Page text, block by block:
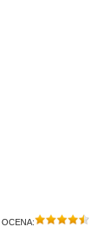
, OCENA: